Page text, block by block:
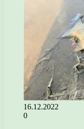
16.12.2022
0